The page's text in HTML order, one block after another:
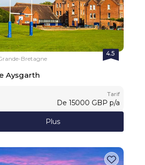
4.5
Bretagne
Aysgarth
Tarif
De 15000 GBP p/a
Plus